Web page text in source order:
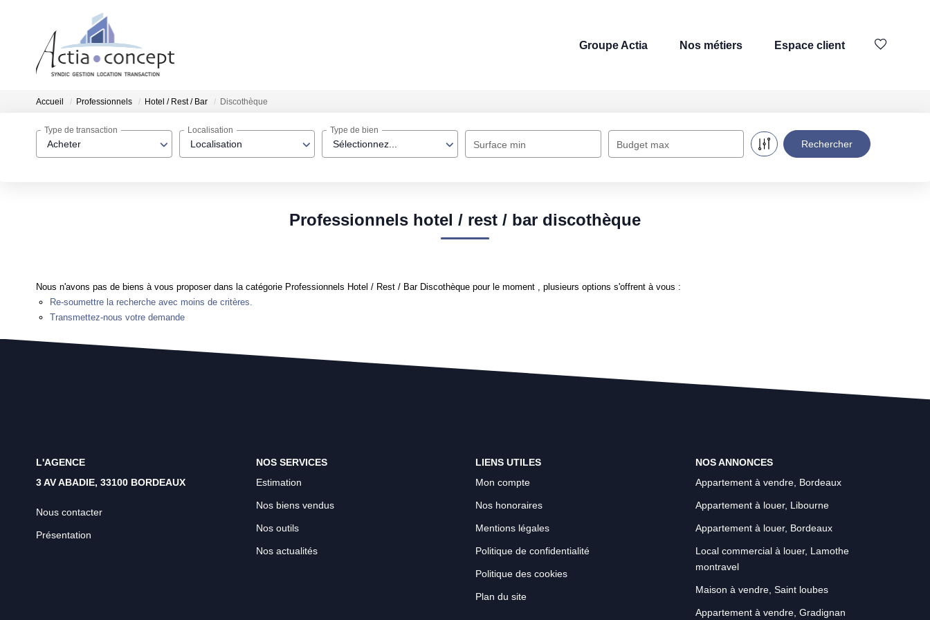
Groupe Actia Nos métiers Espace client
Accueil Professionnels Hotel / Rest / Bar Discothèque
Acheter
Type de transaction
Localisation
Localisation
Sélectionnez...
Type de bien
Surface min Budget max
Professionnels hotel / rest / bar discothèque
Nous n'avons pas de biens à vous proposer dans la catégorie Professionnels Hotel / Rest / Bar Discothèque pour le moment , plusieurs options s'offrent à vous :
Re-soumettre la recherche avec moins de critères.
Transmettez-nous votre demande
L'AGENCE
3 AV ABADIE, 33100 BORDEAUX
Nous contacter
Présentation
NOS SERVICES
Estimation
Nos biens vendus
Nos outils
Nos actualités
LIENS UTILES
Mon compte
Nos honoraires
Mentions légales
Politique de confidentialité
Politique des cookies
Plan du site
NOS ANNONCES
Appartement à vendre, Bordeaux
Appartement à louer, Libourne
Appartement à louer, Bordeaux
Local commercial à louer, Lamothe
montravel
Maison à vendre, Saint loubes
Appartement à vendre, Gradignan